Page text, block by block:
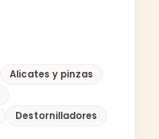
Alicates y pinzas
Destornilladores